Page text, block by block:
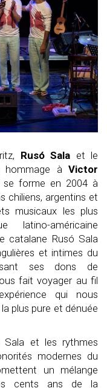
Rusó Sala et le
hommage àVictor
se forme en 2004 à
chiliens, argentins et
musicaux les plus
américaine
catalane Rusó Sala
et intimes du
ses dons de
fait voyager au fil
qui nous
plus pure et dénuée
Sala et les rythmes
modernes du
un mélange
cents ans de la